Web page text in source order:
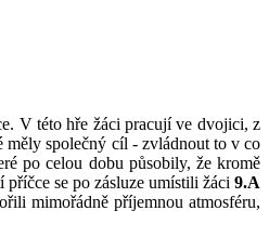
V této hře žáci pracují ve dvojici, z
měly společný cíl - zvládnout to v co
po celou dobu působily, že kromě
příčce se po zásluze umístili žáci9.A
mimořádně příjemnou atmosféru,